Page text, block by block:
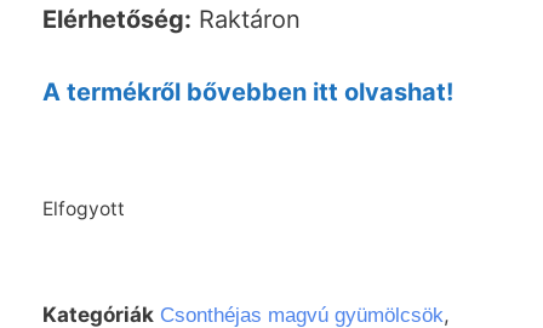
Elérhetőség: Raktáron
A termékről bővebben itt olvashat!
Elfogyott
Kategóriák Csonthéjas magvú gyümölcsök,